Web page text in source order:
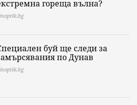
гореща вълна?
буй ще следи за
по Дунав